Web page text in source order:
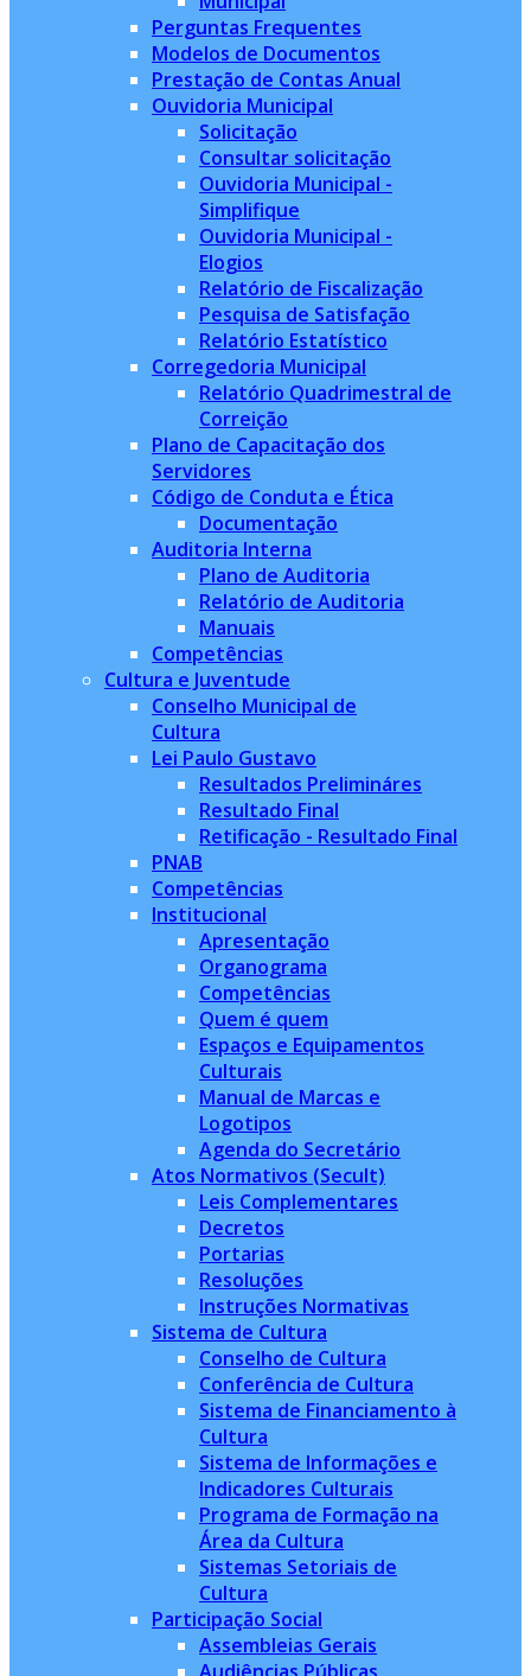
Perguntas Frequentes
Modelos de Documentos
Prestação de Contas Anual
Ouvidoria Municipal
Solicitação
Consultar solicitação
Ouvidoria Municipal -
Simplifique
Ouvidoria Municipal -
Elogios
Relatório de Fiscalização
Pesquisa de Satisfação
Relatório Estatístico
Corregedoria Municipal
Relatório Quadrimestral de
Correição
Plano de Capacitação dos
Servidores
Código de Conduta e Ética
Documentação
Auditoria Interna
Plano de Auditoria
Relatório de Auditoria
Manuais
Competências
Cultura e Juventude
Conselho Municipal de
Cultura
Lei Paulo Gustavo
Resultados Prelimináres
Resultado Final
Retificação - Resultado Final
PNAB
Competências
Institucional
Apresentação
Organograma
Competências
Quem é quem
Espaços e Equipamentos
Culturais
Manual de Marcas e
Logotipos
Agenda do Secretário
Atos Normativos (Secult)
Leis Complementares
Decretos
Portarias
Resoluções
Instruções Normativas
Sistema de Cultura
Conselho de Cultura
Conferência de Cultura
Sistema de Financiamento à
Cultura
Sistema de Informações e
Indicadores Culturais
Programa de Formação na
Área da Cultura
Sistemas Setoriais de
Cultura
Participação Social
Assembleias Gerais